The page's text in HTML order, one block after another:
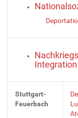
Integration
Stuttgart-
Feuerbach